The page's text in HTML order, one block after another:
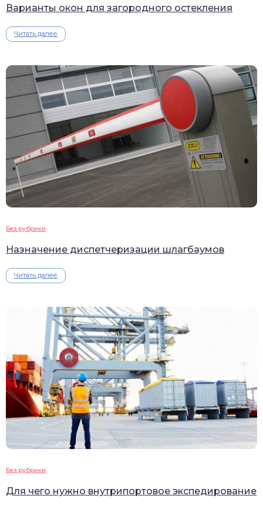
Варианты окон для загородного остекления
Читать далее
Без рубрики
Назначение диспетчеризации шлагбаумов
Читать далее
Без рубрики
Для чего нужно внутрипортовое экспедирование